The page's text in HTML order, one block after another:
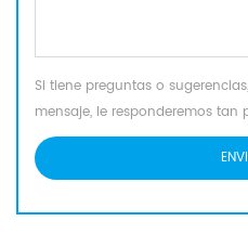
Si tiene preguntas o
mensaje, le responderemos